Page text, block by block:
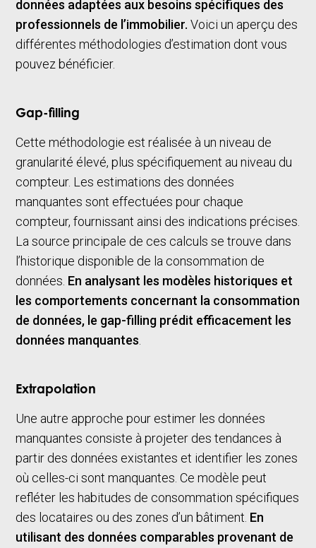
données adaptées aux besoins spécifiques des
professionnels de l’immobilier. Voici un aperçu des
différentes méthodologies d’estimation dont vous
pouvez bénéficier.
Gap-filling
Cette méthodologie est réalisée à un niveau de
granularité élevé, plus spécifiquement au niveau du
compteur. Les estimations des données
manquantes sont effectuées pour chaque
compteur, fournissant ainsi des indications précises.
La source principale de ces calculs se trouve dans
l’historique disponible de la consommation de
données. En analysant les modèles historiques et
les comportements concernant la consommation
de données, le gap-filling prédit efficacement les
données manquantes.
Extrapolation
Une autre approche pour estimer les données
manquantes consiste à projeter des tendances à
partir des données existantes et identifier les zones
où celles-ci sont manquantes. Ce modèle peut
refléter les habitudes de consommation spécifiques
des locataires ou des zones d’un bâtiment. En
utilisant des données comparables provenant de